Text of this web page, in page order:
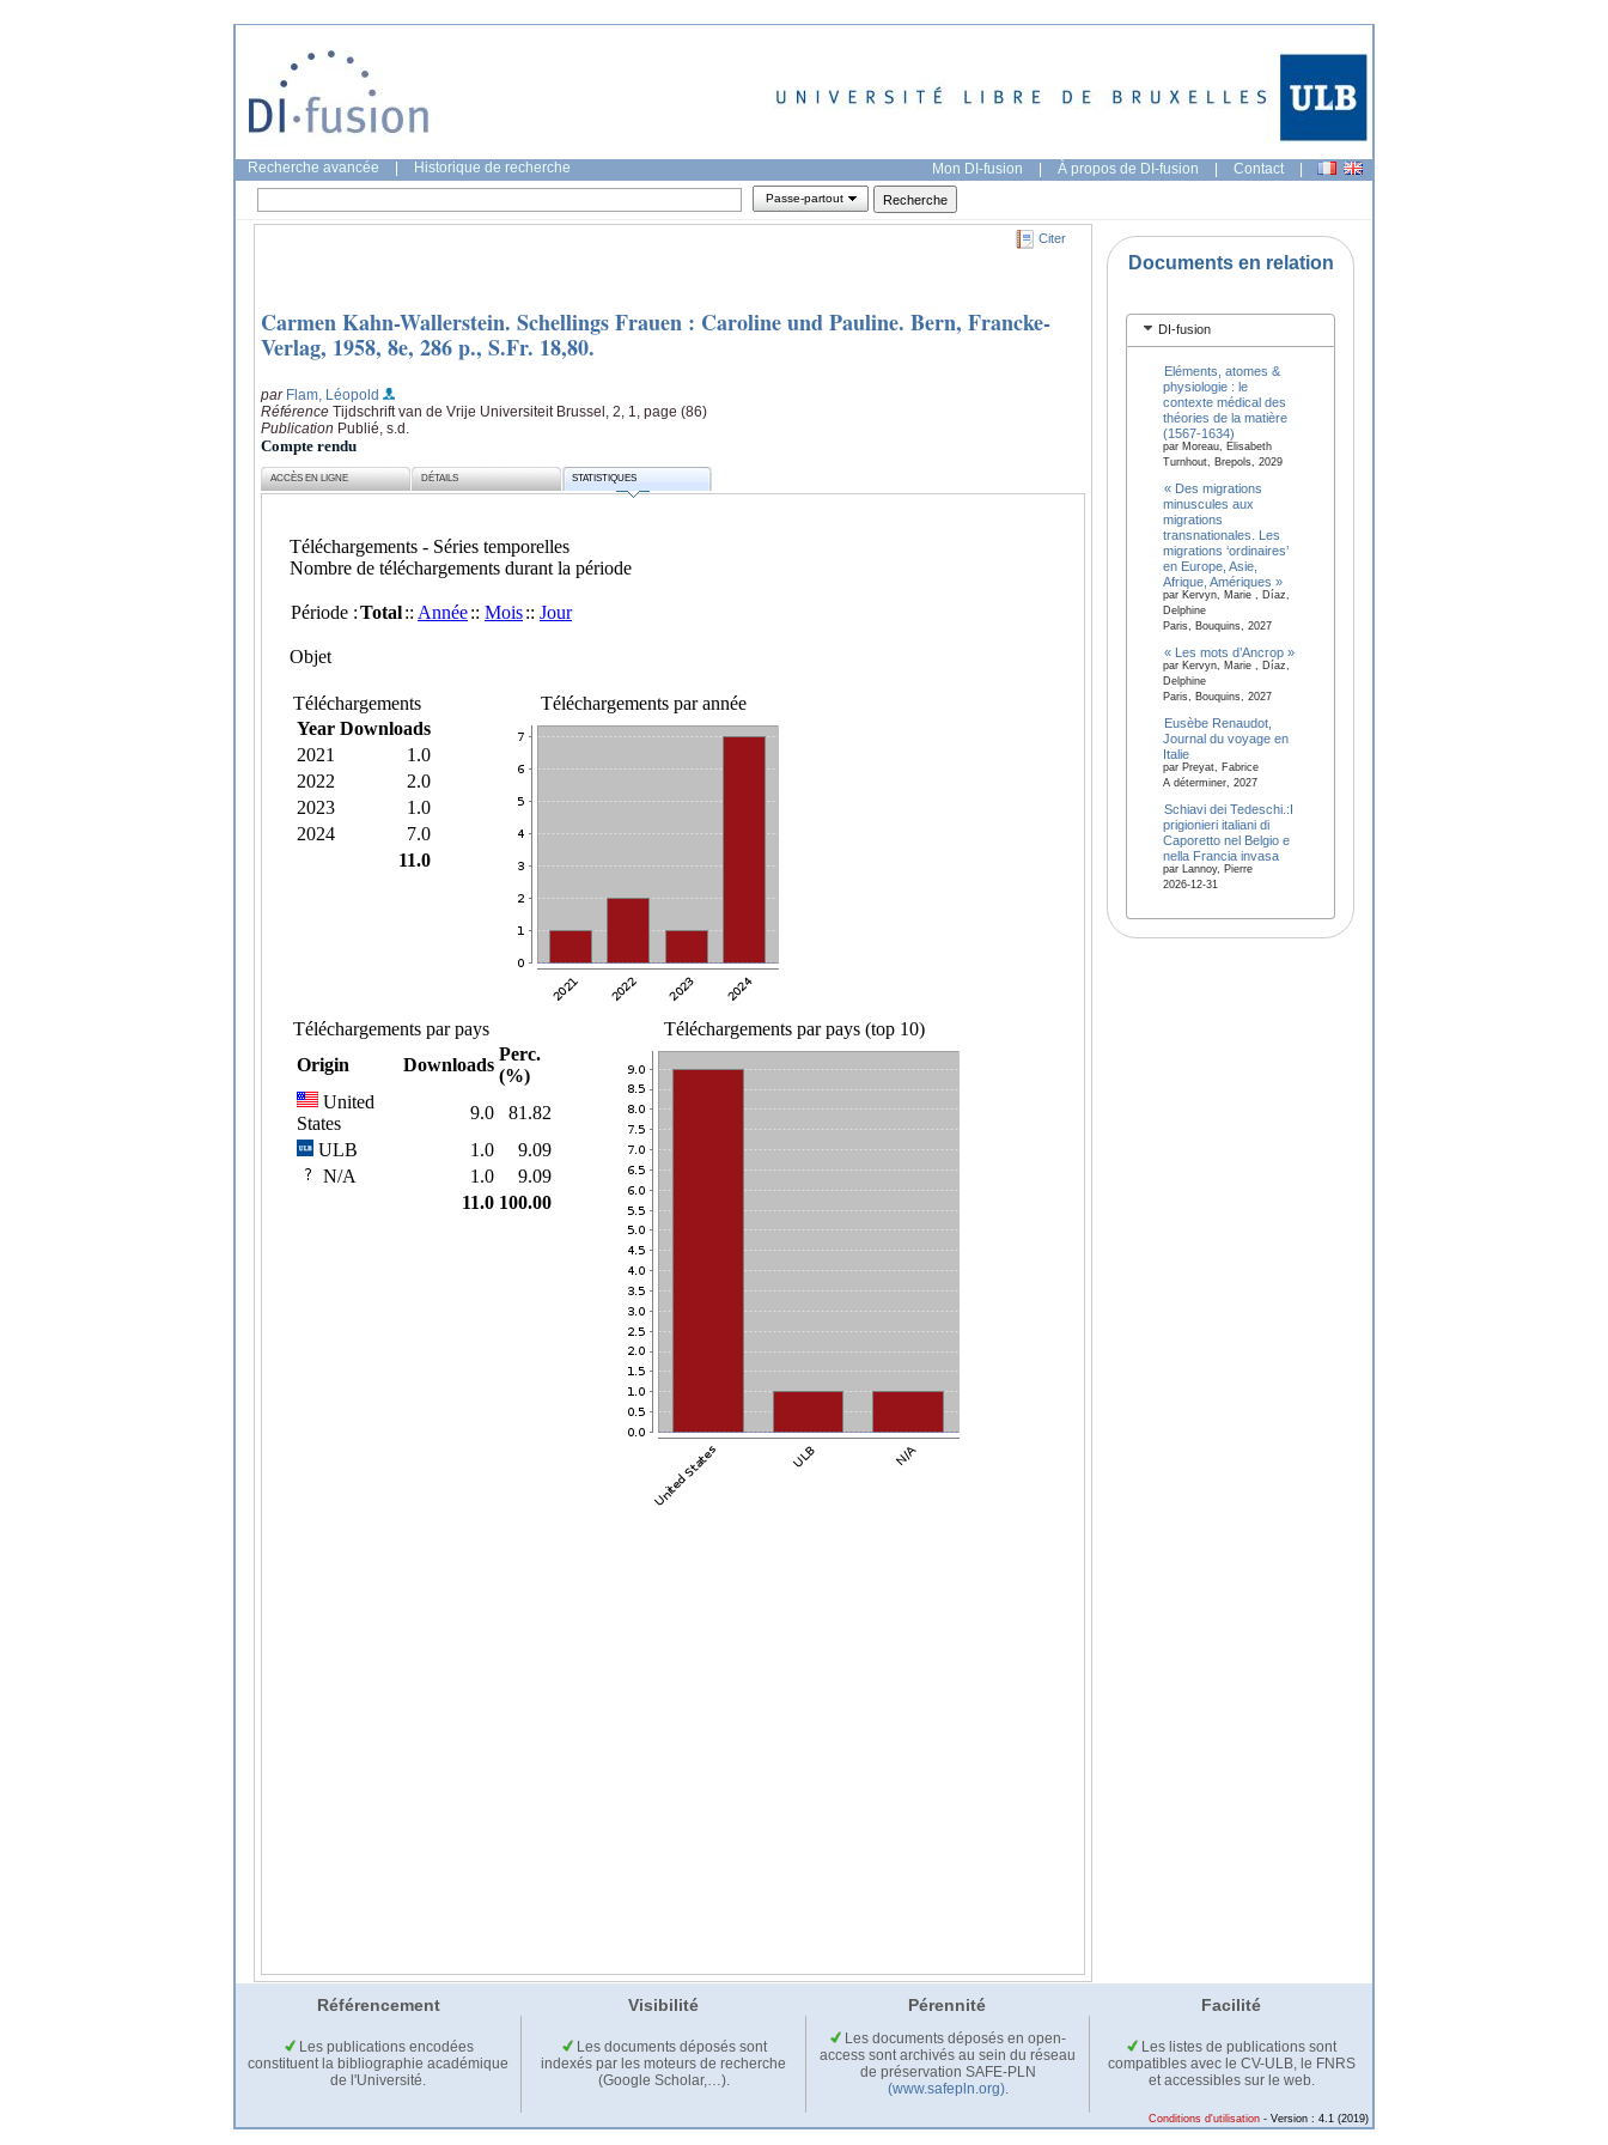
Recherche avancée Historique de recherche Mon DI-fusion | À propos de DI-fusion | Contact |
Passe-partout
Citer
Carmen Kahn-Wallerstein. Schellings Frauen : Caroline und Pauline. Bern, Francke-
Verlag, 1958, 8e, 286 p., S.Fr. 18,80.
par Flam, Léopold
Référence Tijdschrift van de Vrije Universiteit Brussel, 2, 1, page (86)
Publication Publié, s.d.
Compte rendu
ACCÈS EN LIGNE DÉTAILS STATISTIQUES
Documents en relation
DI-fusion
Eléments, atomes &
physiologie : le
contexte médical des
théories de la matière
(1567-1634)
par Moreau, Elisabeth
Turnhout, Brepols, 2029
« Des migrations
minuscules aux
migrations
transnationales. Les
migrations ‘ordinaires’
en Europe, Asie,
Afrique, Amériques »
par Kervyn, Marie , Díaz,
Delphine
Paris, Bouquins, 2027
« Les mots d’Ancrop »
par Kervyn, Marie , Díaz,
Delphine
Paris, Bouquins, 2027
Eusèbe Renaudot,
Journal du voyage en
Italie
par Preyat, Fabrice
A déterminer, 2027
Schiavi dei Tedeschi.:I
prigionieri italiani di
Caporetto nel Belgio e
nella Francia invasa
par Lannoy, Pierre
2026-12-31
Référencement Visibilité Pérennité Facilité
Les publications encodées
constituent la bibliographie académique
de l'Université.
Les documents déposés sont
indexés par les moteurs de recherche
(Google Scholar,…).
Les documents déposés en open-
access sont archivés au sein du réseau
de préservation SAFE-PLN
(www.safepln.org).
Les listes de publications sont
compatibles avec le CV-ULB, le FNRS
et accessibles sur le web.
Conditions d'utilisation - Version : 4.1 (2019)